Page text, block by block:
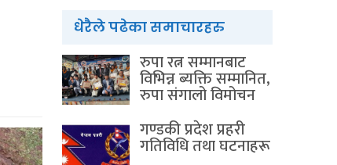
धेरैले पढेका समाचारहरु
रुपा रत्न सम्मानबाट
विभिन्न ब्यक्ति सम्मानित,
रुपा संगालो विमोचन
गण्डकी प्रदेश प्रहरी
गतिविधि तथा घटनाहरू